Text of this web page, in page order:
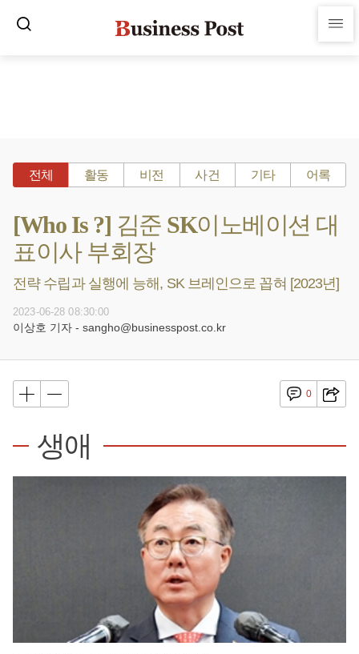
전체 활동 비전 사건 기타 어록
[Who Is ?] 김준 SK이노베이션 대
표이사 부회장
전략 수립과 실행에 능해, SK 브레인으로 꼽혀 [2023년]
2023-06-28 08:30:00
이상호 기자 - sangho@businesspost.co.kr
0
생애